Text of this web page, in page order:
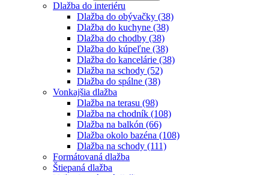
Dlažba do interiéru
Dlažba do obývačky (38)
Dlažba do kuchyne (38)
Dlažba do chodby (38)
Dlažba do kúpeľne (38)
Dlažba do kancelárie (38)
Dlažba na schody (52)
Dlažba do spálne (38)
Vonkajšia dlažba
Dlažba na terasu (98)
Dlažba na chodník (108)
Dlažba na balkón (66)
Dlažba okolo bazéna (108)
Dlažba na schody (111)
Formátovaná dlažba
Štiepaná dlažba